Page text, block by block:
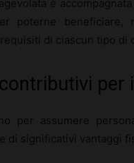
è
poterne beneficiare,
di ciascun tipo di
per
per assumere
di significativi vantaggi